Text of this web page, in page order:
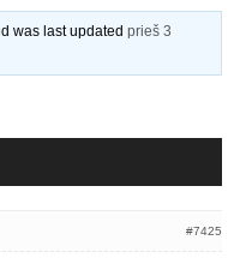
was last updatedprieš 3
#7425